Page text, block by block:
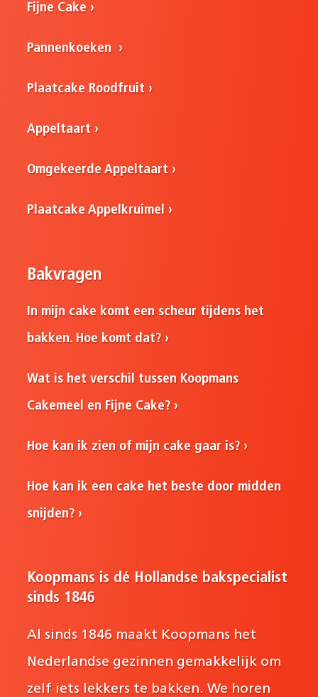
Fijne Cake
Pannenkoeken
Plaatcake Roodfruit
Appeltaart
Omgekeerde Appeltaart
Plaatcake Appelkruimel
Bakvragen
In mijn cake komt een scheur tijdens het
bakken. Hoe komt dat?
Wat is het verschil tussen Koopmans
Cakemeel en Fijne Cake?
Hoe kan ik zien of mijn cake gaar is?
Hoe kan ik een cake het beste door midden
snijden?
Koopmans is dé Hollandse bakspecialist
sinds 1846
Al sinds 1846 maakt Koopmans het
Nederlandse gezinnen gemakkelijk om
zelf iets lekkers te bakken. We horen